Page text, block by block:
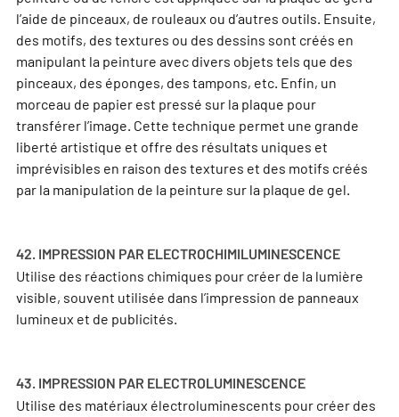
l’aide de pinceaux, de rouleaux ou d’autres outils. Ensuite,
des motifs, des textures ou des dessins sont créés en
manipulant la peinture avec divers objets tels que des
pinceaux, des éponges, des tampons, etc. Enfin, un
morceau de papier est pressé sur la plaque pour
transférer l’image. Cette technique permet une grande
liberté artistique et offre des résultats uniques et
imprévisibles en raison des textures et des motifs créés
par la manipulation de la peinture sur la plaque de gel.
42. IMPRESSION PAR ELECTROCHIMILUMINESCENCE
Utilise des réactions chimiques pour créer de la lumière
visible, souvent utilisée dans l’impression de panneaux
lumineux et de publicités.
43. IMPRESSION PAR ELECTROLUMINESCENCE
Utilise des matériaux électroluminescents pour créer des